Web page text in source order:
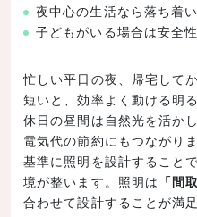
夜中心の生活なら落ち着
子どもがいる場合は安全
忙しい平日の夜、帰宅して
短いと、効率よく動ける明
休日の昼間は自然光を活か
電気代の節約にもつながり
基準に照明を設計すること
境が整います。照明は 「間
合わせて設計することが満